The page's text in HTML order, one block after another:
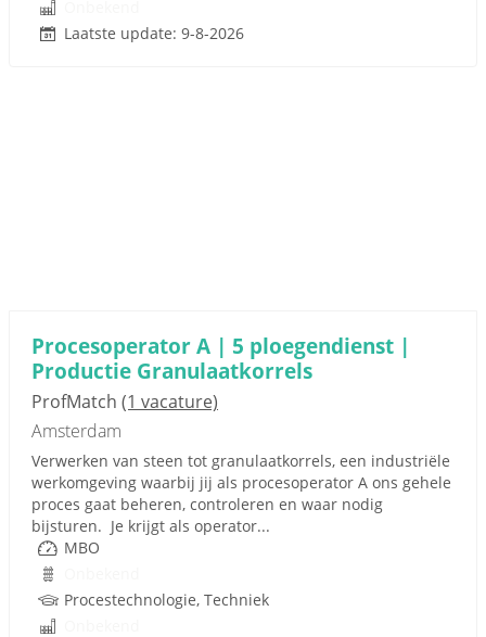
Laatste update: 9-8-2026
Procesoperator A | 5 ploegendienst |
Productie Granulaatkorrels
ProfMatch (1 vacature)
Amsterdam
Verwerken van steen tot granulaatkorrels, een industriële
werkomgeving waarbij jij als procesoperator A ons gehele
proces gaat beheren, controleren en waar nodig
bijsturen. Je krijgt als operator...
MBO
Procestechnologie, Techniek